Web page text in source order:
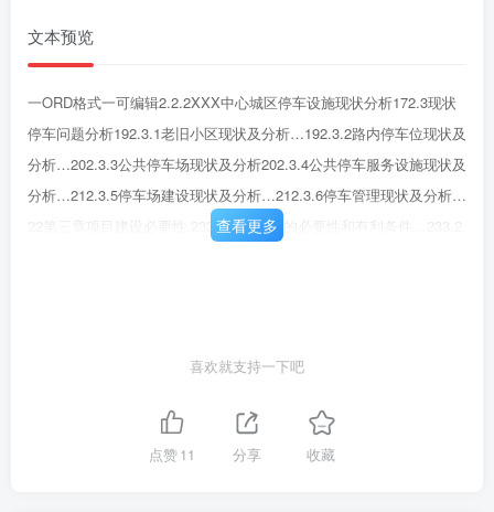
文本预览
一ORD格式一可编辑2.2.2XXX中心城区停车设施现状分析172.3现状
停车问题分析192.3.1老旧小区现状及分析…192.3.2路内停车位现状及
分析…202.3.3公共停车场现状及分析202.3.4公共停车服务设施现状及
分析…212.3.5停车场建设现状及分析…212.3.6停车管理现状及分析…
22第三章项目建设必要性.233.1项目建设的必要性和有利条件…233.2
查看更多
喜欢就支持一下吧
点赞11 分享 收藏